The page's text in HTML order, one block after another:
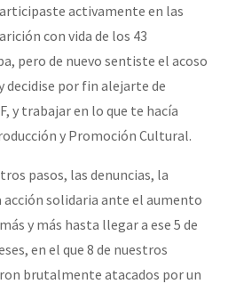
activamente en las
con vida de los 43
pero de nuevo sentiste el acoso
decidise por fin alejarte de
y trabajar en lo que te hacía
y Promoción Cultural.
pasos, las denuncias, la
solidaria ante el aumento
y más hasta llegar a ese 5 de
en el que 8 de nuestros
brutalmente atacados por un